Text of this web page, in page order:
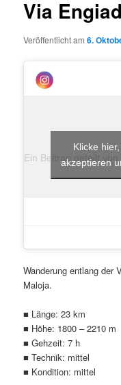
Via
Veröffentlicht am6.
Ein Beitrag geteilt von
Klicke
akzeptieren
Wanderung entlang der
Maloja.
■ Länge: 23 km
■ Höhe: 1800 – 2210 m
■ Gehzeit: 7 h
■ Technik: mittel
■ Kondition: mittel